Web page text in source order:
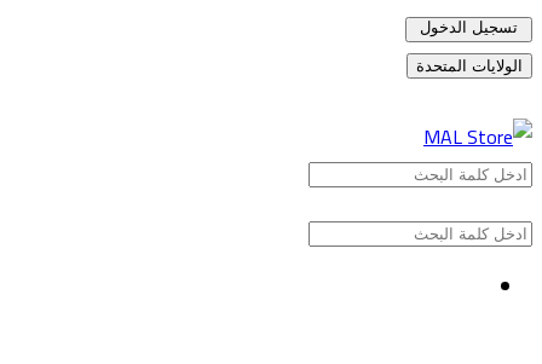
تسجيل الدخول
الولايات المتحدة